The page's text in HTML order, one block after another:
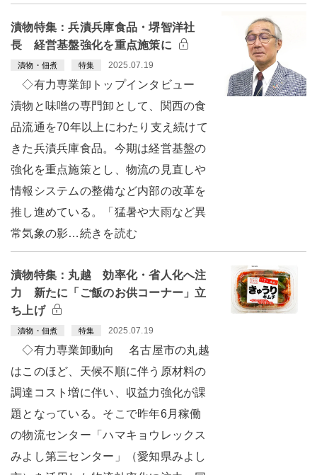
漬物特集：兵漬兵庫食品・堺智洋社
長 経営基盤強化を重点施策に
漬物・佃煮 特集 2025.07.19
◇有力専業卸トップインタビュー
漬物と味噌の専門卸として、関西の食
品流通を70年以上にわたり支え続けて
きた兵漬兵庫食品。今期は経営基盤の
強化を重点施策とし、物流の見直しや
情報システムの整備など内部の改革を
推し進めている。「猛暑や大雨など異
常気象の影…続きを読む
漬物特集：丸越 効率化・省人化へ注
力 新たに「ご飯のお供コーナー」立
ち上げ
漬物・佃煮 特集 2025.07.19
◇有力専業卸動向 名古屋市の丸越
はこのほど、天候不順に伴う原材料の
調達コスト増に伴い、収益力強化が課
題となっている。そこで昨年6月稼働
の物流センター「ハマキョウレックス
みよし第三センター」（愛知県みよし